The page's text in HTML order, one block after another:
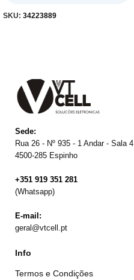
SKU: 34223889
Sede:
Rua 26 - Nº 935 - 1 Andar - Sala 4
4500-285 Espinho
+351 919 351 281
(Whatsapp)
E-mail:
geral@vtcell.pt
Info
Termos e Condições